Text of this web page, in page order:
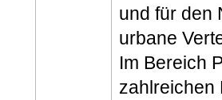
und für den
urbane
Im Bereich
zahlreichen